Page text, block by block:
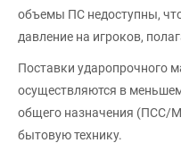
объемы ПС недоступны,
давление на игроков,
Поставки ударопрочного
осуществляются в
общего назначения (ПСС/
бытовую технику.